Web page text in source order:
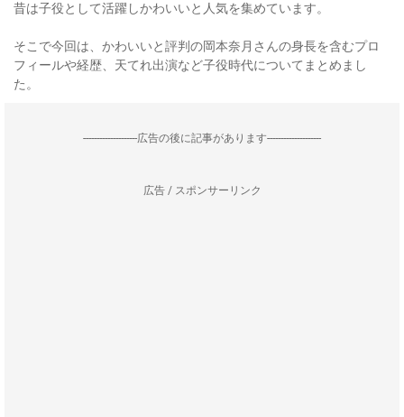
昔は子役として活躍しかわいいと人気を集めています。
そこで今回は、かわいいと評判の岡本奈月さんの身長を含むプロ
フィールや経歴、天てれ出演など子役時代についてまとめまし
た。
--------------------広告の後に記事があります--------------------
広告 / スポンサーリンク